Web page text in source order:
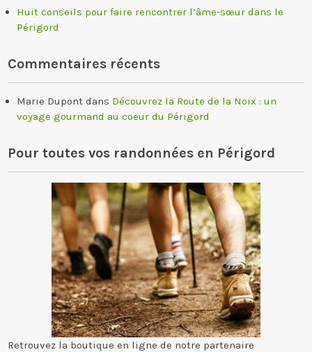
Huit conseils pour faire rencontrer l’âme-sœur dans le
Périgord
Commentaires récents
Marie Dupont dans Découvrez la Route de la Noix : un
voyage gourmand au coeur du Périgord
Pour toutes vos randonnées en Périgord
Retrouvez la boutique en ligne de notre partenaire